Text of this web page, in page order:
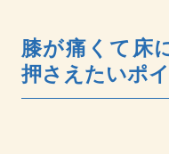
膝が痛くて床
押さえたいポ